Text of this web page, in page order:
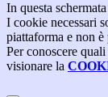
In questa
I cookie necessari
piattaforma e non
Per conoscere
visionare la